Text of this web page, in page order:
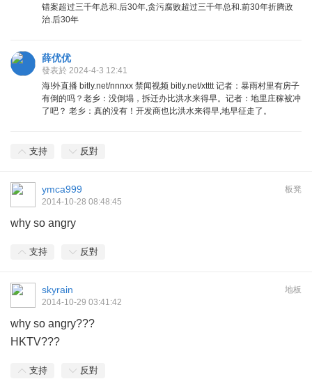
错案超过三千年总和.后30年,贪污腐败超过三千年总和.前30年折腾政
治.后30年
薛优优
發表於 2024-4-3 12:41
海!外直播 bitly.net/nnnxx 禁闻视频 bitly.net/xtttt 记者：暴雨村里有房子
有倒的吗？老乡：没倒塌，拆迁办比洪水来得早。记者：地里庄稼被冲
了吧？ 老乡：真的没有！开发商也比洪水来得早,地早征走了。
支持 反對
板凳
ymca999
2014-10-28 08:48:45
why so angry
支持 反對
地板
skyrain
2014-10-29 03:41:42
why so angry???
HKTV???
支持 反對